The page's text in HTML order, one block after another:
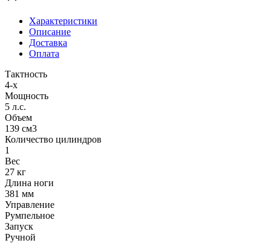
Характеристики
Описание
Доставка
Оплата
Тактность
4-х
Мощность
5 л.с.
Объем
139 см3
Количество цилиндров
1
Вес
27 кг
Длина ноги
381 мм
Управление
Румпельное
Запуск
Ручной